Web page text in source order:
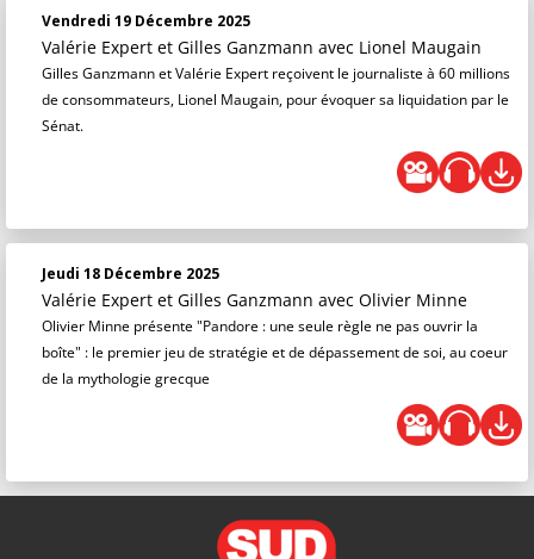
Vendredi 19 Décembre 2025
Valérie Expert et Gilles Ganzmann avec Lionel Maugain
Gilles Ganzmann et Valérie Expert reçoivent le journaliste à 60 millions
de consommateurs, Lionel Maugain, pour évoquer sa liquidation par le
Sénat.
Jeudi 18 Décembre 2025
Valérie Expert et Gilles Ganzmann avec Olivier Minne
Olivier Minne présente "Pandore : une seule règle ne pas ouvrir la
boîte" : le premier jeu de stratégie et de dépassement de soi, au coeur
de la mythologie grecque